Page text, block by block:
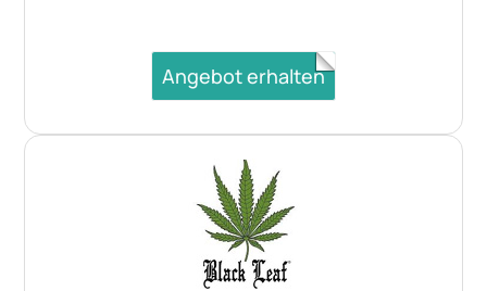
Angebot erhalten